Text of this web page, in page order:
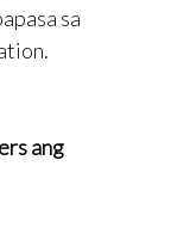
sa
ang